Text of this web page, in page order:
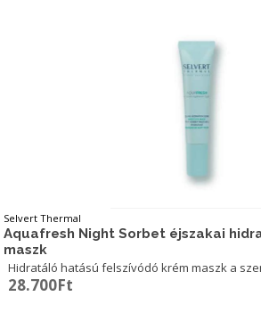
Selvert Thermal
Aquafresh Night Sorbet éjszakai
maszk
Hidratáló hatású felszívódó krém maszk a
28.700Ft